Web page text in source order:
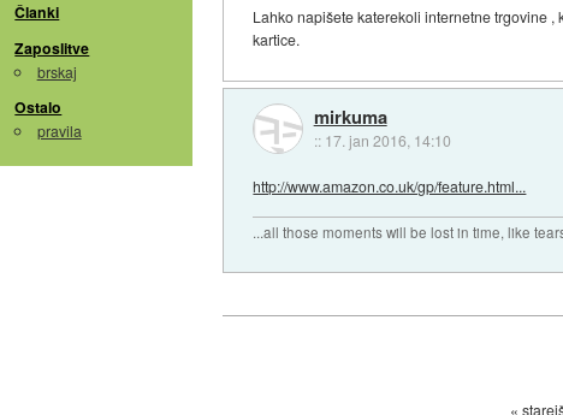
Članki
Zaposlitve
brskaj
Ostalo
pravila
Lahko napišete katerekoli internetne trgovine
kartice.
mirkuma
:: 17. jan 2016, 14:10
http://www.amazon.co.uk/gp/feature.html...
...all those moments will be lost in time, like
«